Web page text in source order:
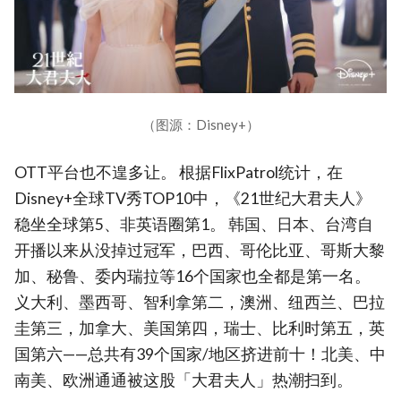
（图源：Disney+）
OTT平台也不遑多让。 根据FlixPatrol统计，在
Disney+全球TV秀TOP10中，《21世纪大君夫人》
稳坐全球第5、非英语圈第1。 韩国、日本、台湾自
开播以来从没掉过冠军，巴西、哥伦比亚、哥斯大黎
加、秘鲁、委内瑞拉等16个国家也全都是第一名。
义大利、墨西哥、智利拿第二，澳洲、纽西兰、巴拉
圭第三，加拿大、美国第四，瑞士、比利时第五，英
国第六——总共有39个国家/地区挤进前十！北美、中
南美、欧洲通通被这股「大君夫人」热潮扫到。